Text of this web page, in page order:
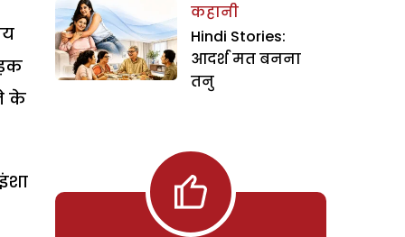
के
कहानी
Hindi Stories:
आदर्श मत बनना
तनु